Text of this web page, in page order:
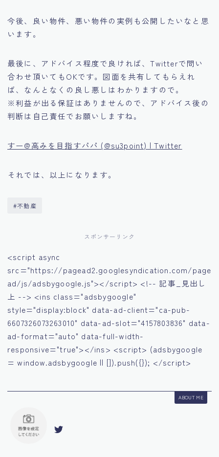
今後、良い物件、悪い物件の実例も公開したいなと思
います。
最後に、アドバイス程度で良ければ、Twitterで問い
合わせ頂いてもOKです。図面を共有してもらえれ
ば、なんとなくの良し悪しはわかりますので。
※利益が出る保証はありませんので、アドバイス後の
判断は自己責任でお願いしますね。
すー@高みを目指すパパ (@su3point) | Twitter
それでは、以上になります。
#不動産
スポンサーリンク
<script async
src="https://pagead2.googlesyndication.com/page
ad/js/adsbygoogle.js"></script> <!-- 記事_見出し
上 --> <ins class="adsbygoogle"
style="display:block" data-ad-client="ca-pub-
6607326073263010" data-ad-slot="4157803836" data-
ad-format="auto" data-full-width-
responsive="true"></ins> <script> (adsbygoogle
= window.adsbygoogle || []).push({}); </script>
ABOUT ME